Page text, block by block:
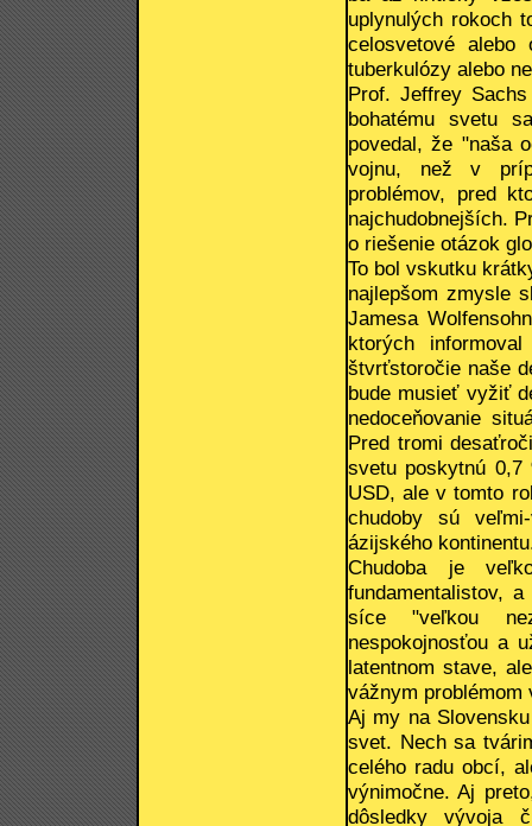
uplynulých rokoch
celosvetové alebo
tuberkulózy alebo
Prof. Jeffrey
bohatému svetu
povedal, že "naša
vojnu, než v
problémov, pred
najchudobnejších.
o riešenie otázok
To bol vskutku
najlepšom zmysle
Jamesa
ktorých
štvrťstoročie naše
bude musieť vyžiť
nedoceňovanie
Pred tromi
svetu poskytnú
USD, ale v tomto
chudoby sú
ázijského
Chudoba je
fundamentalistov,
síce "veľkou
nespokojnosťou a
latentnom stave,
vážnym problémom
Aj my na
svet. Nech sa
celého radu obcí,
výnimočne. Aj
dôsledky vývoja